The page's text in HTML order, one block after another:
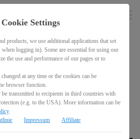
- Brunch &
Cookie Settings
products, we use additional applications that set
when logging in). Some are essential for using our
the use and performance of our pages or to
at any time or the cookies can be
browser function.
be transmitted to recipients in third countries with
(e.g. to the USA). More information can be
Impressum Affiliate